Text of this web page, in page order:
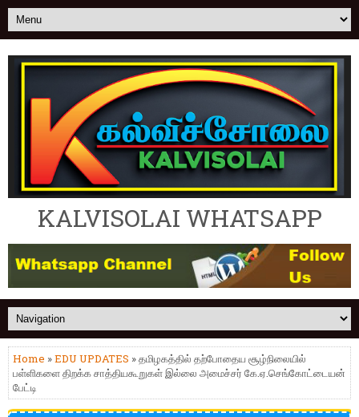
KALVISOLAI WHATSAPP
Home »EDU UPDATES » தமிழகத்தில் தற்போதைய சூழ்நிலையில்
பள்ளிகளை திறக்க சாத்தியகூறுகள் இல்லை அமைச்சர் கே.ஏ.செங்கோட்டையன்
பேட்டி